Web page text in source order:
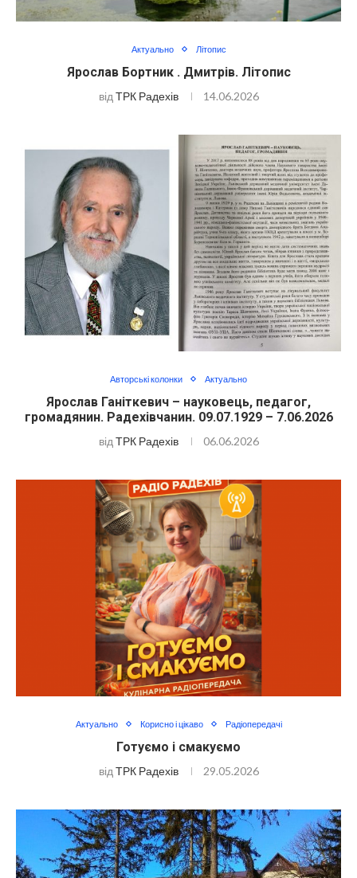
Актуально Літопис
Ярослав Бортник . Дмитрів. Літопис
від ТРК Радехів 14.06.2026
Авторські колонки Актуально
Ярослав Ганіткевич – науковець, педагог,
громадянин. Радехівчанин. 09.07.1929 – 7.06.2026
від ТРК Радехів 06.06.2026
Актуально Корисно і цікаво Радіопередачі
Готуємо і смакуємо
від ТРК Радехів 29.05.2026